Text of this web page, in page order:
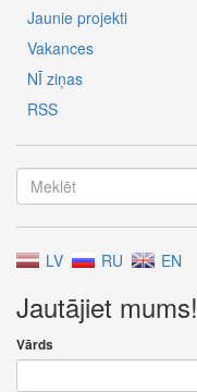
Jaunie projekti
Vakances
NĪ ziņas
RSS
LV RU EN
Jautājiet mums!
Vārds